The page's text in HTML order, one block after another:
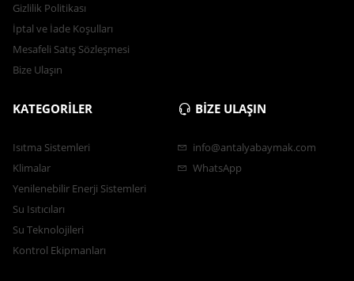
Gizlilik Politikası
İptal ve İade Koşulları
Mesafeli Satış Sözleşmesi
Bize Ulaşın
KATEGORİLER
Isıtma Sistemleri
Klimalar
Yenilenebilir Enerji Sistemleri
Su Isıtıcıları
Su Teknolojileri
Kontrol Ekipmanları
BİZE ULAŞIN
info@antalyabaymak.com
WhatsApp